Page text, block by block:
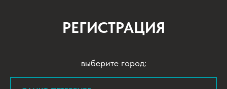
РЕГИСТРАЦИЯ
выберите город: